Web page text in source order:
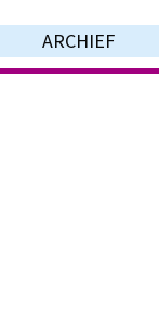
ARCHIEF